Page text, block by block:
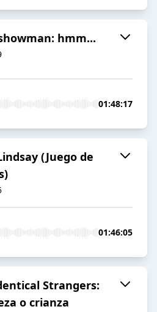
hmm...
01:48:17
(Juego de
01:46:05
Strangers:
o crianza